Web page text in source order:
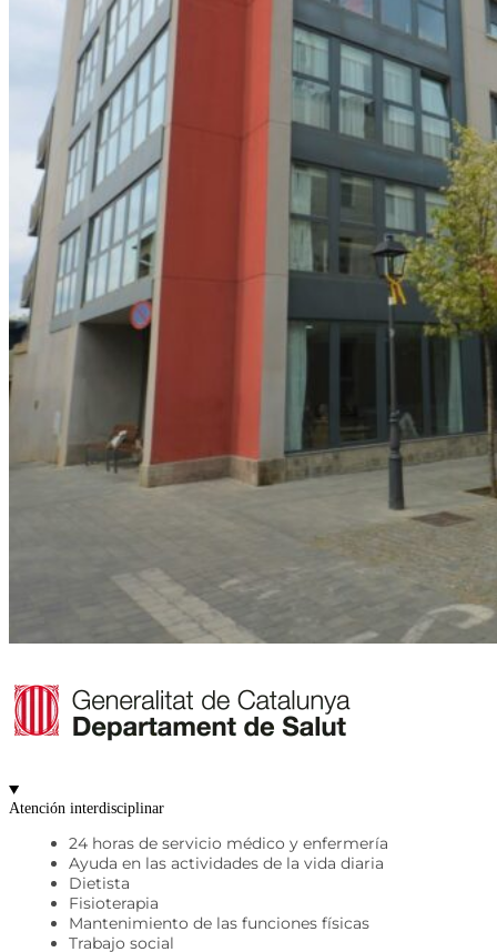
Atención interdisciplinar
24 horas de servicio médico y enfermería
Ayuda en las actividades de la vida diaria
Dietista
Fisioterapia
Mantenimiento de las funciones físicas
Trabajo social